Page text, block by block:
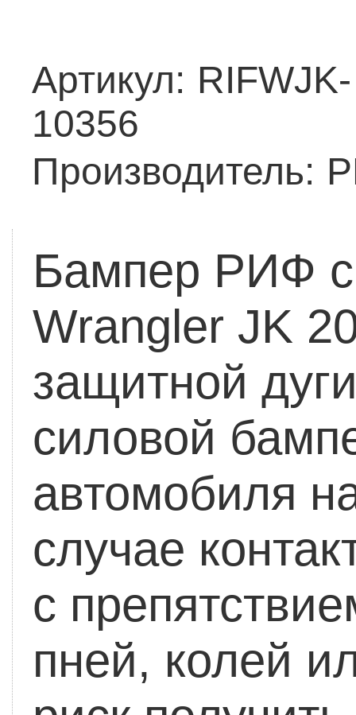
Артикул: RIFWJK-
10356
Производитель:
Бампер РИФ
Wrangler JK
защитной
силовой
автомобиля
случае
с
пней, колей